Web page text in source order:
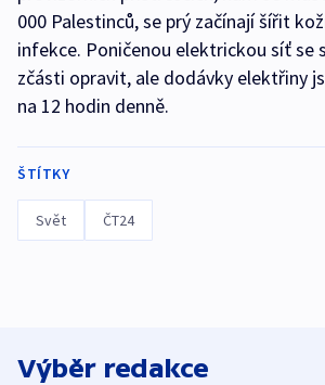
000 Palestinců, se prý začínají šířit
infekce. Poničenou elektrickou síť se
zčásti opravit, ale dodávky elektřiny
na 12 hodin denně.
ŠTÍTKY
Svět ČT24
Výběr redakce